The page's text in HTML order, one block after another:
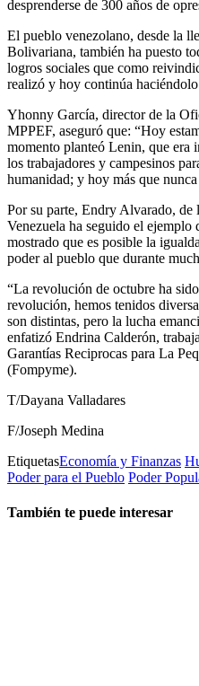
desprenderse de 300 años de
El pueblo venezolano, desde la
Bolivariana, también ha puesto
logros sociales que como
realizó y hoy continúa
Yhonny García, director de la
MPPEF, aseguró que: “Hoy
momento planteó Lenin, que era
los trabajadores y campesinos
humanidad; y hoy más que
Por su parte, Endry Alvarado, de
Venezuela ha seguido el ejemplo
mostrado que es posible la
poder al pueblo que durante
“La revolución de octubre ha
revolución, hemos tenidos
son distintas, pero la lucha
enfatizó Endrina Calderón,
Garantías Reciprocas para La
(Fompyme).
T/Dayana Valladares
F/Joseph Medina
EtiquetasEconomía y Finanzas
Poder para el Pueblo Poder
También te puede interesar